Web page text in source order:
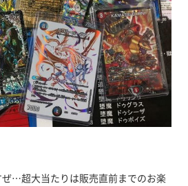
…超大当たりは販売直前までのお楽